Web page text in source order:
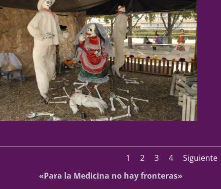
1 2 3 4
Siguiente
«Para la Medicina no hay fronteras»